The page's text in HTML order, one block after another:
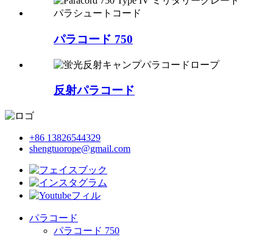
パラコード 750
反射パラコード
+86 13826544329
shengtuorope@gmail.com
パラコード
パラコード 750